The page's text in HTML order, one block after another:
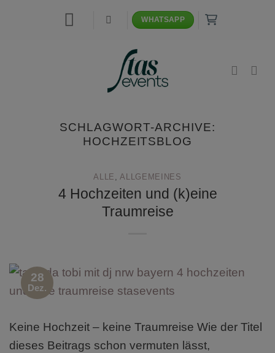
WHATSAPP
SCHLAGWORT-ARCHIVE:
HOCHZEITSBLOG
ALLE ALLGEMEINES
4 Hochzeiten und (k)eine
Traumreise
28
Dez.
Keine Hochzeit – keine Traumreise Wie der Titel
dieses Beitrags schon vermuten lässt,